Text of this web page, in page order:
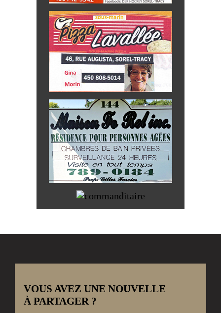
VOUS AVEZ UNE NOUVELLE
À PARTAGER ?